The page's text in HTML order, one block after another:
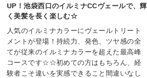
UP！池袋西口のイルミナCCヴェールで、輝
く美髪を長く楽しむ☆
人気のイルミナカラーにヴェールトリート
メントが登場！持続力、発色、ツヤ感の全
てが従来のイルミナカラーを超えた最高峰
コースです☆☆初めての方はもちろん、経
験者こそ違いを実感できること間違いなし